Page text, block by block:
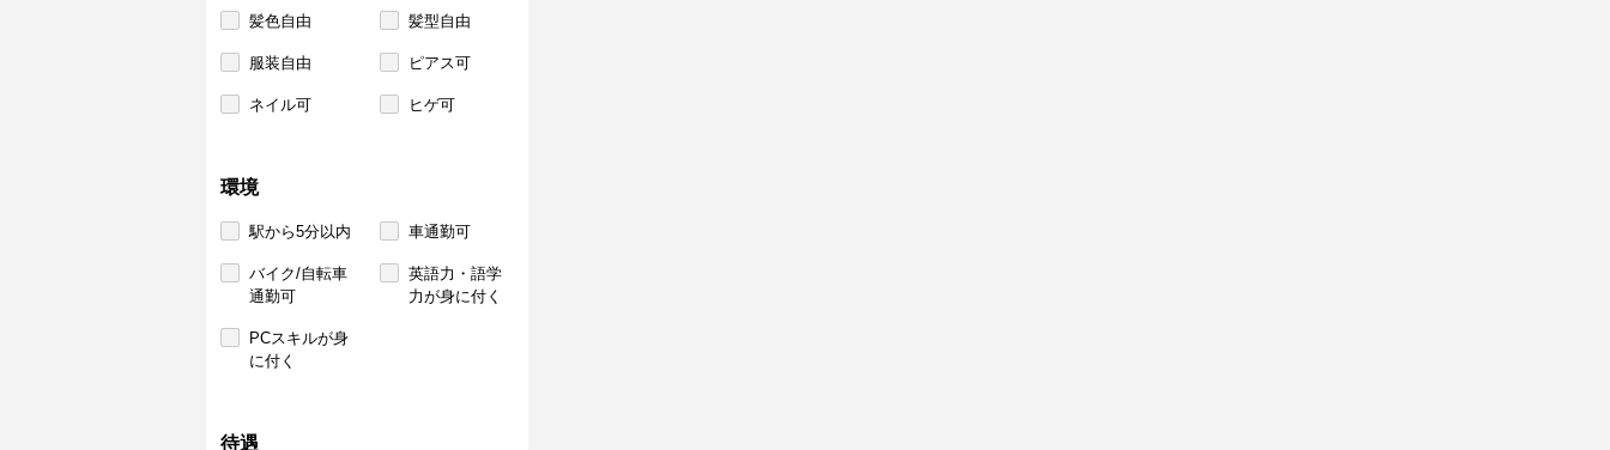
髪色自由 髪型自由
服装自由 ピアス可
ネイル可 ヒゲ可
環境
駅から5分以内 車通勤可
バイク/自転車
通勤可
英語力・語学
力が身に付く
PCスキルが身
に付く
待遇